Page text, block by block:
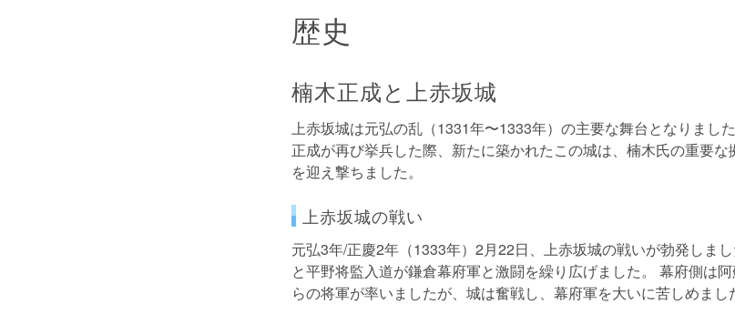
歴史
楠木正成と上赤坂城
上赤坂城は元弘の乱（1331年〜1333年）の主要な舞台となりまし
正成が再び挙兵した際、新たに築かれたこの城は、楠木氏の重要
を迎え撃ちました。
上赤坂城の戦い
元弘3年/正慶2年（1333年）2月22日、上赤坂城の戦いが勃発しま
と平野将監入道が鎌倉幕府軍と激闘を繰り広げました。 幕府側は
らの将軍が率いましたが、城は奮戦し、幕府軍を大いに苦しめまし